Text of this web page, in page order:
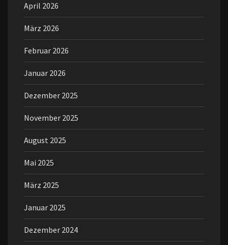
April 2026
März 2026
Februar 2026
Januar 2026
Dezember 2025
November 2025
August 2025
Mai 2025
März 2025
Januar 2025
Dezember 2024